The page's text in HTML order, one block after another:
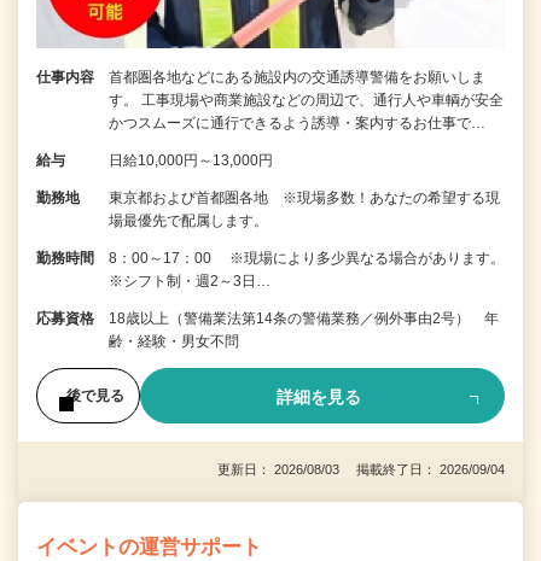
仕事内容
首都圏各地などにある施設内の交通誘導警備をお願いしま
す。 工事現場や商業施設などの周辺で、通行人や車輌が安全
かつスムーズに通行できるよう誘導・案内するお仕事で…
給与 日給10,000円～13,000円
勤務地
東京都および首都圏各地 ※現場多数！あなたの希望する現
場最優先で配属します。
勤務時間
8：00～17：00 ※現場により多少異なる場合があります。
※シフト制・週2～3日…
応募資格
18歳以上（警備業法第14条の警備業務／例外事由2号） 年
齢・経験・男女不問
後で見る 詳細を見る
更新日： 2026/08/03 掲載終了日： 2026/09/04
イベントの運営サポート